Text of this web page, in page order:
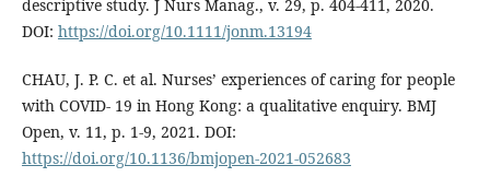
descriptive study. J Nurs Manag., v. 29, p. 404-411, 2020.
DOI: https://doi.org/10.1111/jonm.13194
CHAU, J. P. C. et al. Nurses’ experiences of caring for people
with COVID- 19 in Hong Kong: a qualitative enquiry. BMJ
Open, v. 11, p. 1-9, 2021. DOI:
https://doi.org/10.1136/bmjopen-2021-052683